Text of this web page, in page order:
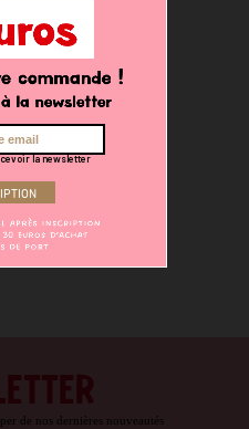
de nos dernières nouveautés
la newsletter